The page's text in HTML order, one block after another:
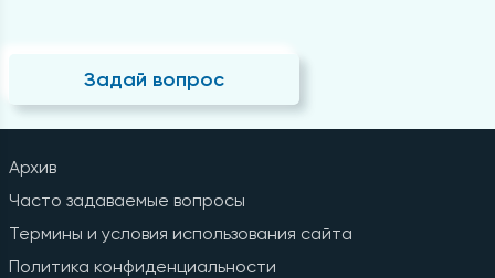
Задай вопрос
Архив
Часто задаваемые вопросы
Термины и условия использования сайта
Политика конфиденциальности